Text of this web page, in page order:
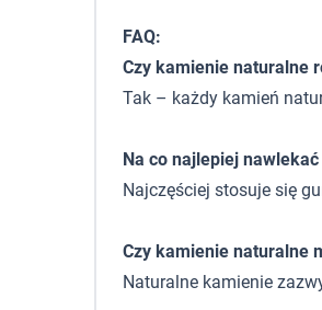
FAQ:
Czy kamienie naturalne
Tak – każdy kamień
Na co najlepiej
Najczęściej stosuje się
Czy kamienie naturalne
Naturalne kamienie